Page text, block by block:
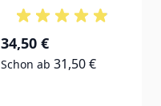
34,50 €
Schon ab 31,50 €